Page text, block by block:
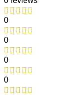
0
0
0
0